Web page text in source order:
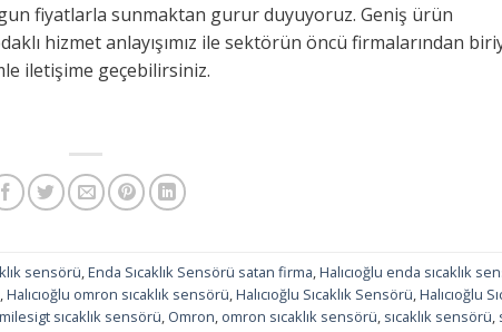
fiyatlarla sunmaktan gurur duyuyoruz. Geniş ürün
hizmet anlayışımız ile sektörün öncü firmalarından
iletişime geçebilirsiniz.
sensörü,Enda Sıcaklık Sensörü satan firma,Halıcıoğlu enda sıcaklık
,Halıcıoğlu omron sıcaklık sensörü,Halıcıoğlu Sıcaklık Sensörü,Halıcıoğlu
milesigt sıcaklık sensörü, Omron, omron sıcaklık sensörü, sıcaklık sensörü,